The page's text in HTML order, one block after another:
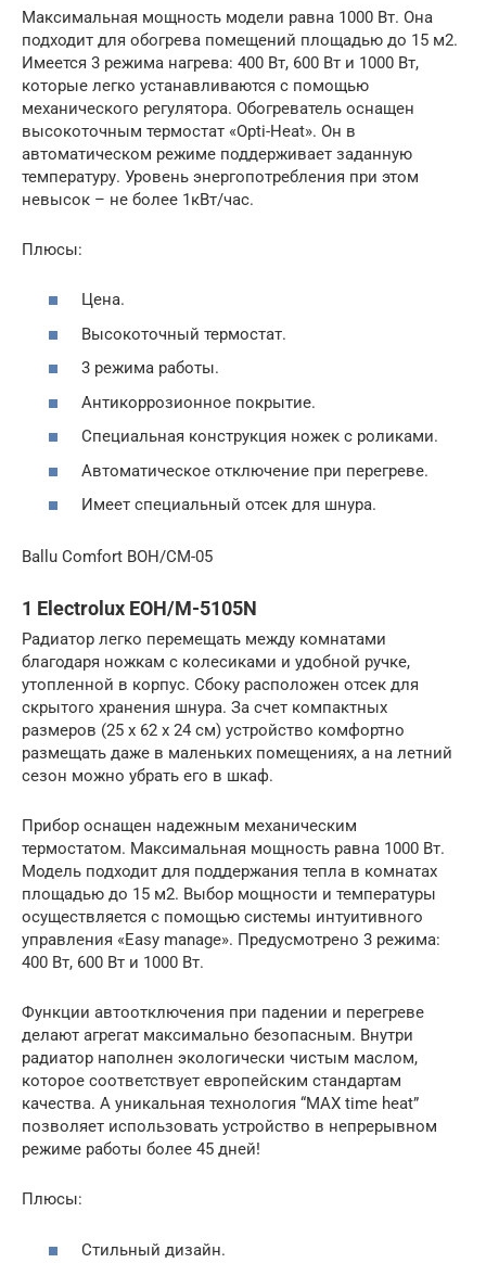
Максимальная мощность модели равна 1000 Вт. Она
подходит для обогрева помещений площадью до 15 м2.
Имеется 3 режима нагрева: 400 Вт, 600 Вт и 1000 Вт,
которые легко устанавливаются с помощью
механического регулятора. Обогреватель оснащен
высокоточным термостат «Opti-Heat». Он в
автоматическом режиме поддерживает заданную
температуру. Уровень энергопотребления при этом
невысок – не более 1кВт/час.
Плюсы:
Цена.
Высокоточный термостат.
3 режима работы.
Антикоррозионное покрытие.
Специальная конструкция ножек с роликами.
Автоматическое отключение при перегреве.
Имеет специальный отсек для шнура.
Ballu Comfort BOH/CM-05
1 Electrolux EOH/M-5105N
Радиатор легко перемещать между комнатами
благодаря ножкам с колесиками и удобной ручке,
утопленной в корпус. Сбоку расположен отсек для
скрытого хранения шнура. За счет компактных
размеров (25 х 62 х 24 см) устройство комфортно
размещать даже в маленьких помещениях, а на летний
сезон можно убрать его в шкаф.
Прибор оснащен надежным механическим
термостатом. Максимальная мощность равна 1000 Вт.
Модель подходит для поддержания тепла в комнатах
площадью до 15 м2. Выбор мощности и температуры
осуществляется с помощью системы интуитивного
управления «Easy manage». Предусмотрено 3 режима:
400 Вт, 600 Вт и 1000 Вт.
Функции автоотключения при падении и перегреве
делают агрегат максимально безопасным. Внутри
радиатор наполнен экологически чистым маслом,
которое соответствует европейским стандартам
качества. А уникальная технология “MAX time heat”
позволяет использовать устройство в непрерывном
режиме работы более 45 дней!
Плюсы:
Стильный дизайн.